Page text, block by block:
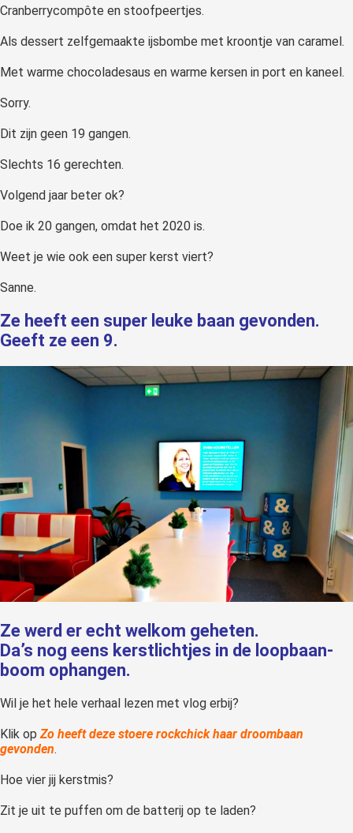
Cranberrycompôte en stoofpeertjes.
Als dessert zelfgemaakte ijsbombe met kroontje van caramel.
Met warme chocoladesaus en warme kersen in port en kaneel.
Sorry.
Dit zijn geen 19 gangen.
Slechts 16 gerechten.
Volgend jaar beter ok?
Doe ik 20 gangen, omdat het 2020 is.
Weet je wie ook een super kerst viert?
Sanne.
Ze heeft een super leuke baan gevonden.
Geeft ze een 9.
Ze werd er echt welkom geheten.
Da’s nog eens kerstlichtjes in de loopbaan-
boom ophangen.
Wil je het hele verhaal lezen met vlog erbij?
Klik opZo heeft deze stoere rockchick haar droombaan
gevonden.
Hoe vier jij kerstmis?
Zit je uit te puffen om de batterij op te laden?